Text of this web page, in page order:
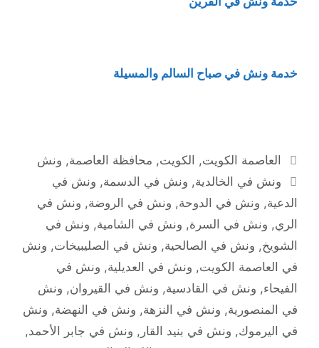
خدمة ونش في صباح السالم والمسيلة
التصنيفات
العاصمة الكويت, الكويت, محافظة العاصمة, ونش
الوسوم
ونش في الخالدية, ونش في الدسمة, ونش في
الدعية, ونش في الدوحة, ونش في الروضة, ونش في
الري, ونش في السرة, ونش في الشامية, ونش في
الشويخ, ونش في الصالحية, ونش في الصليبيخات, ونش
في العاصمة الكويت, ونش في العديلية, ونش في
الفيحاء, ونش في القادسية, ونش في القيروان, ونش
في المنصورية, ونش في النزهة, ونش في النهضة, ونش
في اليرموك, ونش في بنيد القار , ونش في جابر الأحمد,